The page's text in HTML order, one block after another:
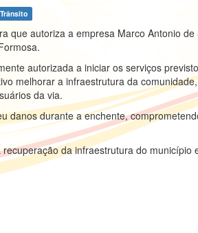
que autoriza a empresa Marco Antonio
autorizada a iniciar os serviços
melhorar a infraestrutura da
da via.
danos durante a enchente,
da infraestrutura do município